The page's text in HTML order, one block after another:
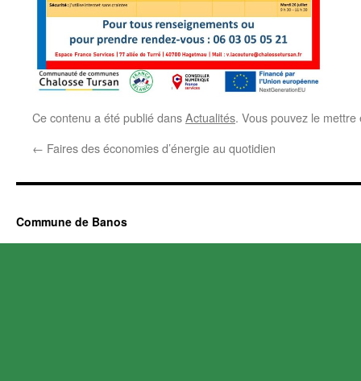
Ce contenu a été publié dansActualités. Vous pouvez le
← Faires des économies d’énergie au quotidien
Commune de Banos